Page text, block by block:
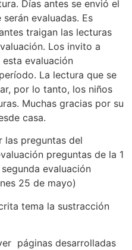
Días antes se envió el
evaluadas. Es
traigan las lecturas
Los invito a
evaluación
La lectura que se
por lo tanto, los niños
Muchas gracias por su
casa.
las preguntas del
preguntas de la 1
evaluación
25 de mayo)
tema la sustracción
páginas desarrolladas